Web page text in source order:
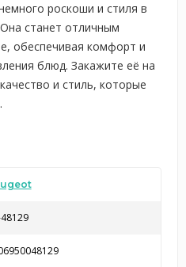
роскоши и стиля в
станет отличным
обеспечивая комфорт и
блюд. Закажите её на
и стиль, которые